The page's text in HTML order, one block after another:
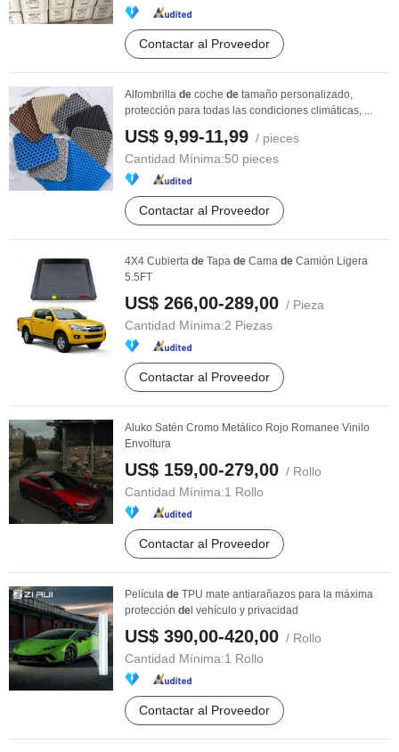
Contactar al Proveedor
Alfombrilla de coche de tamaño personalizado,
protección para todas las condiciones climáticas, ...
US$ 9,99-11,99 / pieces
Cantidad Mínima:50 pieces
Contactar al Proveedor
4X4 Cubierta de Tapa de Cama de Camión Ligera
5.5FT
US$ 266,00-289,00 / Pieza
Cantidad Mínima:2 Piezas
Contactar al Proveedor
Aluko Satén Cromo Metálico Rojo Romanee Vinilo
Envoltura
US$ 159,00-279,00 / Rollo
Cantidad Mínima:1 Rollo
Contactar al Proveedor
Película de TPU mate antiarañazos para la máxima
protección de l vehículo y privacidad
US$ 390,00-420,00 / Rollo
Cantidad Mínima:1 Rollo
Contactar al Proveedor